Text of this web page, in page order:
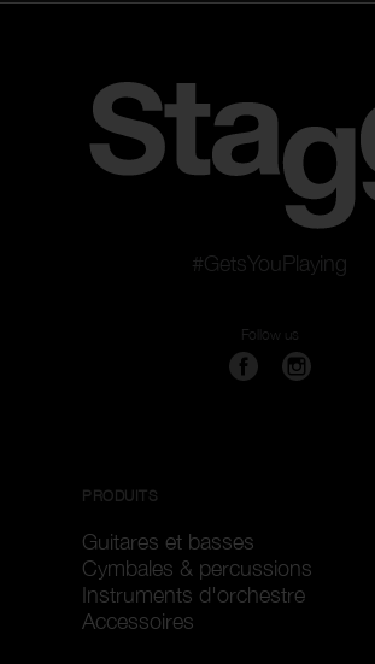
#GetsYouPlaying
Follow us
PRODUITS
Guitares et basses
Cymbales & percussions
Instruments d'orchestre
Accessoires